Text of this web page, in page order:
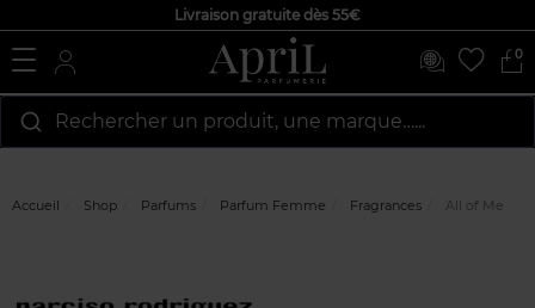
Livraison gratuite dès 55€
0
Rechercher un produit, une marque…...
Accueil Shop Parfums Parfum Femme Fragrances All of Me